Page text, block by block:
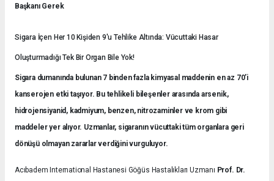
Başkanı Gerek
Sigara İçen Her 10 Kişiden 9'u Tehlike Altında: Vücuttaki Hasar
Oluşturmadığı Tek Bir Organ Bile Yok!
Sigara dumanında bulunan 7 binden fazla kimyasal maddenin en az 70’i
kanserojen etki taşıyor. Bu tehlikeli bileşenler arasında arsenik,
hidrojensiyanid, kadmiyum, benzen, nitrozaminler ve krom gibi
maddeler yer alıyor. Uzmanlar, sigaranın vücuttaki tüm organlara geri
dönüşü olmayan zararlar verdiğini vurguluyor.
Acıbadem International Hastanesi Göğüs Hastalıkları Uzmanı Prof. Dr.